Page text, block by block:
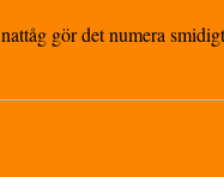
gör det numera